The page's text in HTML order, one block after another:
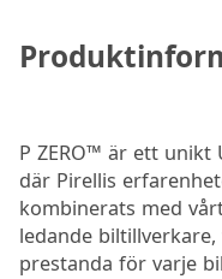
P ZERO™ är ett unikt
där Pirellis
kombinerats med
ledande
prestanda för varje